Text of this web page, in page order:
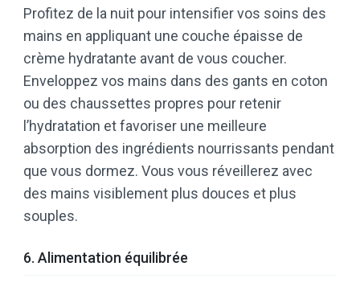
Profitez de la nuit pour intensifier vos soins des
mains en appliquant une couche épaisse de
crème hydratante avant de vous coucher.
Enveloppez vos mains dans des gants en coton
ou des chaussettes propres pour retenir
l’hydratation et favoriser une meilleure
absorption des ingrédients nourrissants pendant
que vous dormez. Vous vous réveillerez avec
des mains visiblement plus douces et plus
souples.
6. Alimentation équilibrée